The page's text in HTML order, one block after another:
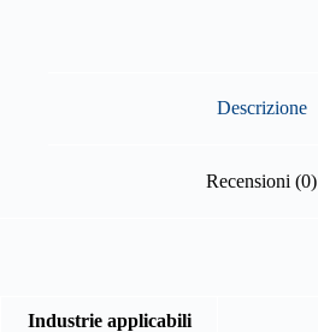
Descrizione
Recensioni (0)
Industrie applicabili